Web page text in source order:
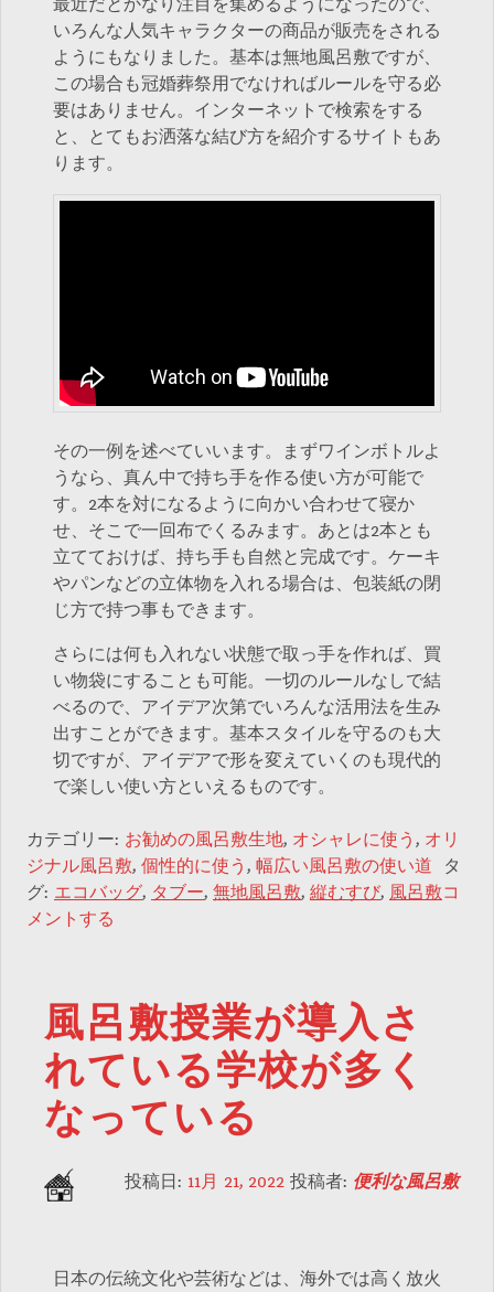
いろんな人気キャラクターの商品が販売をされる
ようにもなりました。基本は無地風呂敷ですが、
この場合も冠婚葬祭用でなければルールを守る必
要はありません。インターネットで検索をする
と、とてもお洒落な結び方を紹介するサイトもあ
ります。
その一例を述べていいます。まずワインボトルよ
うなら、真ん中で持ち手を作る使い方が可能で
す。2本を対になるように向かい合わせて寝か
せ、そこで一回布でくるみます。あとは2本とも
立てておけば、持ち手も自然と完成です。ケーキ
やパンなどの立体物を入れる場合は、包装紙の閉
じ方で持つ事もできます。
さらには何も入れない状態で取っ手を作れば、買
い物袋にすることも可能。一切のルールなしで結
べるので、アイデア次第でいろんな活用法を生み
出すことができます。基本スタイルを守るのも大
切ですが、アイデアで形を変えていくのも現代的
で楽しい使い方といえるものです。
カテゴリー: お勧めの風呂敷生地, オシャレに使う , オリ
ジナル風呂敷, 個性的に使う , 幅広い風呂敷の使い道
タ
グ: エコバッグ, タブー, 無地風呂敷, 縦むすび, 風呂敷コ
メントする
風呂敷授業が導入さ
れている学校が多く
なっている
投稿日: 11月 21, 2022 投稿者: 便利な風呂敷
日本の伝統文化や芸術などは、海外では高く放火